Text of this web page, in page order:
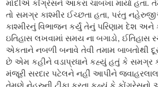
મોદીએ કોંગ્રેસને આકરા ચાબખા માર્યા
તો સમગ્ર કાશ્મીર ઈચ્છતા હતા, પરંતુ
કાશ્મીરનું વિભાજન કર્યું તેનું પરિણામ દેશ અને
ઇતિહાસ લખવામાં સમય ના બગાડો, ઈતિહાસ
એકતાને નબળી બનાવે તેવી તમામ બાબતોથી
છે એમ કહીને વડાપ્રધાને કહ્યું હતું કે સમગ્ર
મંજૂરી સરદાર પટેલને નહીં આપીને